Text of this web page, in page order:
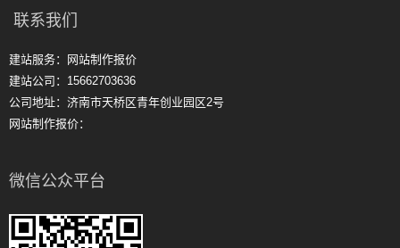
联系我们
建站服务：网站制作报价
建站公司：15662703636
公司地址：济南市天桥区青年创业园区2号
网站制作报价：
微信公众平台